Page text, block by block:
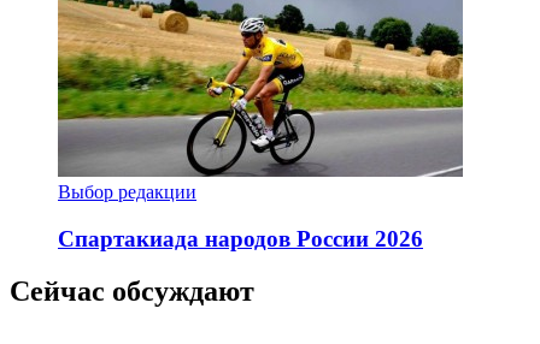
Выбор редакции
Спартакиада народов России 2026
Сейчас обсуждают